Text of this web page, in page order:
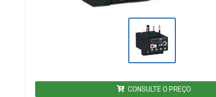
CONSULTE O PREÇO